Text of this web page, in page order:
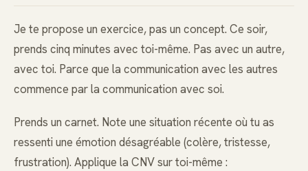
Je te propose un exercice, pas un concept. Ce soir,
prends cinq minutes avec toi-même. Pas avec un autre,
avec toi. Parce que la communication avec les autres
commence par la communication avec soi.
Prends un carnet. Note une situation récente où tu as
ressenti une émotion désagréable (colère, tristesse,
frustration). Applique la CNV sur toi-même :